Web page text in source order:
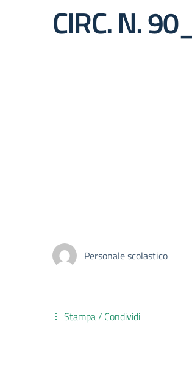
CIRC. N.
Personale scolastico
Stampa / Condividi